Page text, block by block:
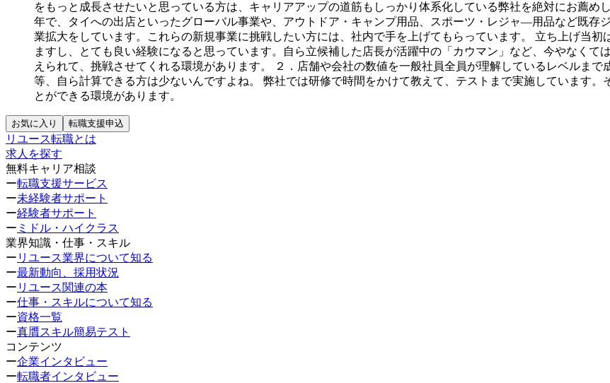
をもっと成長させたいと思っている方は、キャリアアップの道筋もしっかり体系化している弊社を絶対にお薦めし
年で、タイへの出店といったグローバル事業や、アウトドア・キャンプ用品、スポーツ・レジャ―用品など既存
業拡大をしています。これらの新規事業に挑戦したい方には、社内で手を上げてもらっています。
立ち上げ当初
ますし、とても良い経験になると思っています。自ら立候補した店長が活躍中の「カウマン」など、今やなくて
えられて、挑戦させてくれる環境があります。
２．店舗や会社の数値を一般社員全員が理解しているレベルま
等、自ら計算できる方は少ないんですよね。
弊社では研修で時間をかけて教えて、テストまで実施しています
とができる環境があります。
お気に入り 転職支援申込
リユース転職とは
求人を探す
無料キャリア相談
ー転職支援サービス
ー未経験者サポート
ー経験者サポート
ー ミドル・ハイクラス
業界知識・仕事・スキル
ー リユース業界について知る
ー最新動向、採用状況
ー リユース関連の本
ー仕事・スキルについて知る
ー資格一覧
ー真贋スキル簡易テスト
コンテンツ
ー企業インタビュー
ー転職者インタビュー